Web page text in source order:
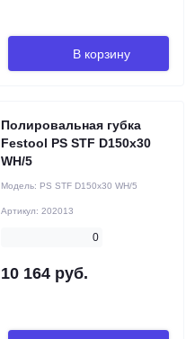
В корзину
Полировальная губка
Festool PS STF D150x30
WH/5
Модель: PS STF D150x30 WH/5
Артикул: 202013
0
10 164 руб.